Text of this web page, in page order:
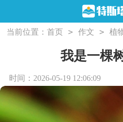
当前位置：首页 > 作文 > 植
我是一棵
时间：2026-05-19 12:06:09